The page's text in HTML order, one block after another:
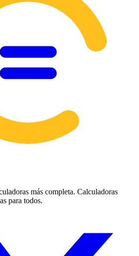
más completa. Calculadoras
para todos.